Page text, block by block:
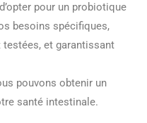
pour un probiotique
besoins spécifiques,
et garantissant
pouvons obtenir un
santé intestinale.